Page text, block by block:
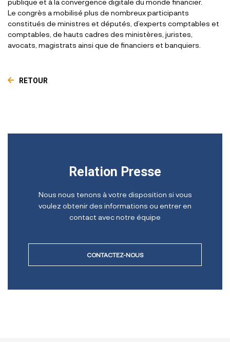
Le congrès a mobilisé plus de nombreux participants
constitués de ministres et députés, d’experts comptables et
comptables, de hauts cadres des ministères, juristes,
avocats, magistrats ainsi que de financiers et banquiers.
RETOUR
Relation Presse
Nous nous tenons à votre disposition si vous
voulez obtenir des informations ou entrer en
contact avec notre équipe
CONTACTEZ-NOUS